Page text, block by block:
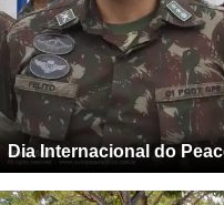
Dia Internacional do